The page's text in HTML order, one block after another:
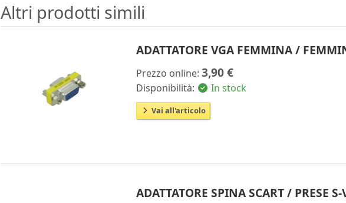
Altri prodotti simili
ADATTATORE VGA FEMMINA /
Prezzo online:3,90 €
Disponibilità: In stock
Vai all'articolo
ADATTATORE SPINA SCART / PRESE